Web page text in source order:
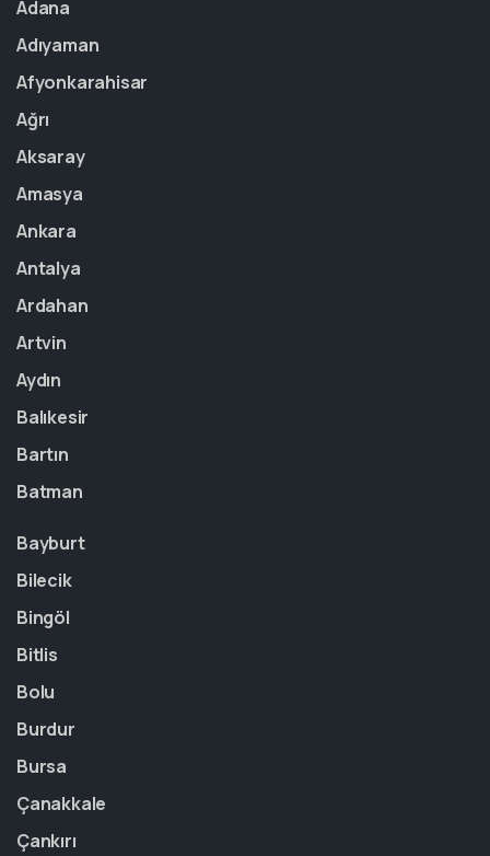
Adana
Adıyaman
Afyonkarahisar
Ağrı
Aksaray
Amasya
Ankara
Antalya
Ardahan
Artvin
Aydın
Balıkesir
Bartın
Batman
Bayburt
Bilecik
Bingöl
Bitlis
Bolu
Burdur
Bursa
Çanakkale
Çankırı